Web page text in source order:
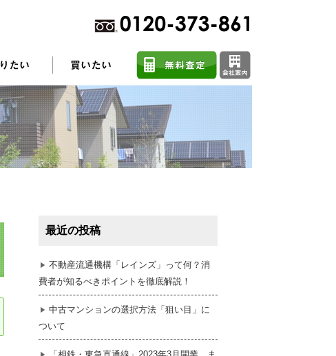
不動産売却に関するよくある質問
任意売却
質問
かな暮らし はじめての物件探し
最近の投稿
不動産流通機構「レインズ」って何？消
費者が知るべきポイントを徹底解説！
中古マンションの選択方法「狙い目」に
ついて